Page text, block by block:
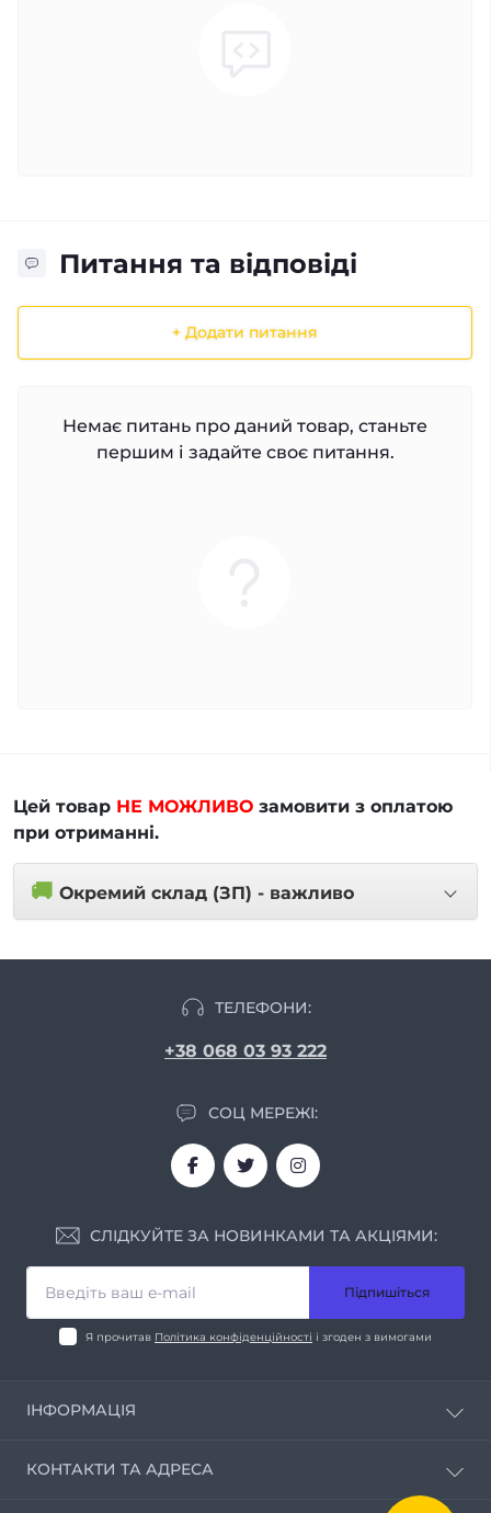
Питання та відповіді
+ Додати питання
Немає питань про даний товар, станьте
першим і задайте своє питання.
Цей товар НЕ МОЖЛИВО замовити з оплатою
при отриманні.
🚚 Окремий склад (ЗП) - важливо
ТЕЛЕФОНИ:
+38 068 03 93 222
СОЦ МЕРЕЖІ:
СЛІДКУЙТЕ ЗА НОВИНКАМИ ТА АКЦІЯМИ:
Підпишіться
Я прочитав Політика конфіденційності і згоден з вимогами
ІНФОРМАЦІЯ
Умови співпраці
КОНТАКТИ ТА АДРЕСА